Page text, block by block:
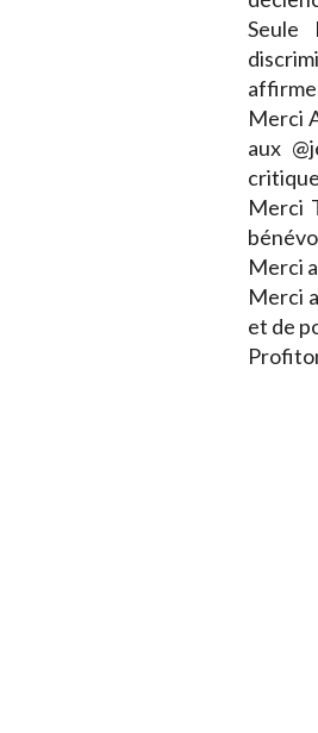
Seule
Merci
aux
Merci
Merci
Merci
et de